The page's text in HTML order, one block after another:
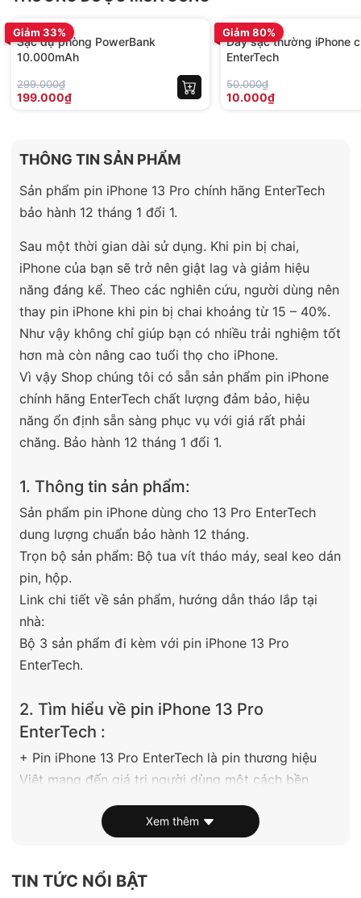
Giảm 33%
BH 12 tháng
Sạc dự phòng PowerBank
10.000mAh
299.000₫
199.000₫
Giảm 80%
Dây sạc thường iPhone
EnterTech
50.000₫
10.000₫
THÔNG TIN SẢN PHẨM
Sản phẩm pin iPhone 13 Pro chính hãng EnterTech
bảo hành 12 tháng 1 đổi 1.
Sau một thời gian dài sử dụng. Khi pin bị chai,
iPhone của bạn sẽ trở nên giật lag và giảm hiệu
năng đáng kể. Theo các nghiên cứu, người dùng nên
thay pin iPhone khi pin bị chai khoảng từ 15 – 40%.
Như vậy không chỉ giúp bạn có nhiều trải nghiệm tốt
hơn mà còn nâng cao tuổi thọ cho iPhone.
Vì vậy Shop chúng tôi có sẵn sản phẩm pin iPhone
chính hãng EnterTech chất lượng đảm bảo, hiệu
năng ổn định sẵn sàng phục vụ với giá rất phải
chăng. Bảo hành 12 tháng 1 đổi 1.
1. Thông tin sản phẩm:
Sản phẩm pin iPhone dùng cho 13 Pro EnterTech
dung lượng chuẩn bảo hành 12 tháng.
Trọn bộ sản phẩm: Bộ tua vít tháo máy, seal keo dán
pin, hộp.
Link chi tiết về sản phẩm, hướng dẫn tháo lắp tại
nhà:
Bộ 3 sản phẩm đi kèm với pin iPhone 13 Pro
EnterTech.
2. Tìm hiểu về pin iPhone 13 Pro
EnterTech :
+ Pin iPhone 13 Pro EnterTech là pin thương hiệu
Việt mang đến giá trị người dùng một cách bền
vững, có địa chỉ trụ sở rõ ràng nhất quán và hoàn
toàn chịu trách nhiệm trên mỗi cục pin bán ra.
order về chất lượng, giá thành cạnh tranh.
+ Chất lượng đảm bảo ít nhất 9.5/10 so với pin ZIN.
Xem thêm
TIN TỨC NỔI BẬT